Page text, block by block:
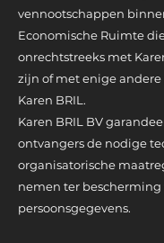
vennootschappen
Economische Ruimte
onrechtstreeks met
zijn of met enige andere
Karen BRIL.
Karen BRIL BV
ontvangers de nodige
organisatorische
nemen ter bescherming
persoonsgegevens.